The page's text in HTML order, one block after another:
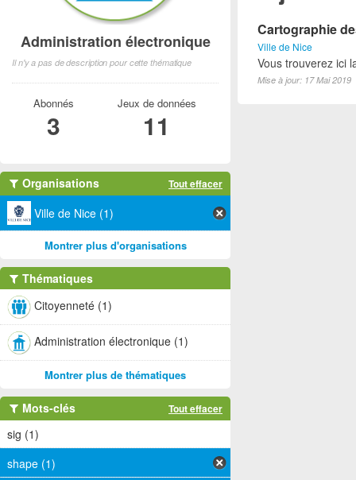
Cartographie
Ville de Nice
Vous trouverez ici
Mise à jour: 17 Mai 2019
Administration électronique
Il n'y a pas de description pour cette thématique
Abonnés
3
Jeux de données
11
Organisations Tout effacer
Ville de Nice (1)
Montrer plus d'organisations
Thématiques
Citoyenneté (1)
Administration électronique (1)
Montrer plus de thématiques
Mots-clés Tout effacer
sig (1)
shape (1)